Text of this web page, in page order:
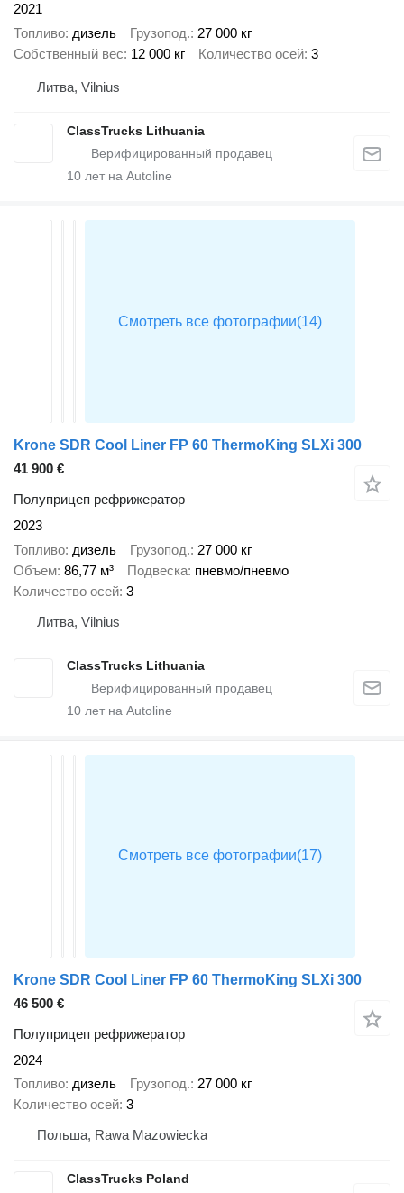
2021
Топливо дизель Грузопод. 27 000 кг
Собственный вес 12 000 кг Количество осей 3
Литва, Vilnius
ClassTrucks Lithuania
10 лет на Autoline
Krone SDR Cool Liner FP 60 ThermoKing SLXi 300
41 900 €
Полуприцеп рефрижератор
2023
Топливо дизель Грузопод. 27 000 кг
Объем 86,77 м³ Подвеска пневмо/пневмо
Количество осей 3
Литва, Vilnius
ClassTrucks Lithuania
10 лет на Autoline
Krone SDR Cool Liner FP 60 ThermoKing SLXi 300
46 500 €
Полуприцеп рефрижератор
2024
Топливо дизель Грузопод. 27 000 кг
Количество осей 3
Польша, Rawa Mazowiecka
ClassTrucks Poland